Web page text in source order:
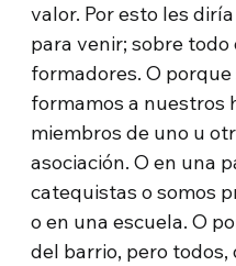
valor. Por esto les
para venir; sobre todo
formadores. O
formamos a nuestros
miembros de uno u
asociación. O en una
catequistas o somos
o en una escuela. O
del barrio, pero